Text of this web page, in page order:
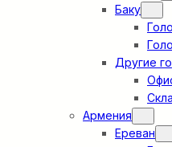
Баку
Другие
Армения
Ереван